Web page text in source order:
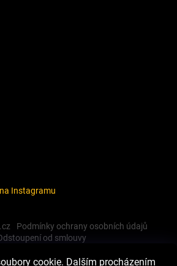
cookie. Dalším procházením
Instagramu
Podmínky ochrany osobních údajů
od smlouvy